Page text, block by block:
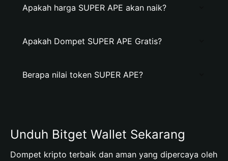
Apakah harga SUPER APE akan naik?
Apakah Dompet SUPER APE Gratis?
Berapa nilai token SUPER APE?
Unduh Bitget Wallet Sekarang
Dompet kripto terbaik dan aman yang dipercaya oleh